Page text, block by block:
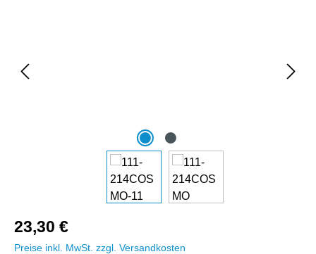
23,30 €
Preise inkl. MwSt. zzgl. Versandkosten